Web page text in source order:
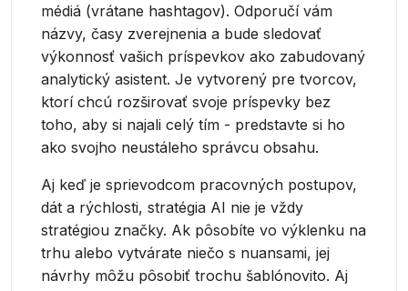
médiá (vrátane hashtagov). Odporučí vám
názvy, časy zverejnenia a bude sledovať
výkonnosť vašich príspevkov ako zabudovaný
analytický asistent. Je vytvorený pre tvorcov,
ktorí chcú rozširovať svoje príspevky bez
toho, aby si najali celý tím - predstavte si ho
ako svojho neustáleho správcu obsahu.
Aj keď je sprievodcom pracovných postupov,
dát a rýchlosti, stratégia AI nie je vždy
stratégiou značky. Ak pôsobíte vo výklenku na
trhu alebo vytvárate niečo s nuansami, jej
návrhy môžu pôsobiť trochu šablónovito. Aj